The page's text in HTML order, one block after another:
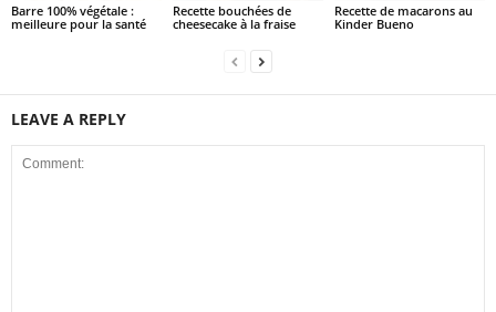
Barre 100% végétale :
meilleure pour la santé
Recette bouchées de
cheesecake à la fraise
Recette de macarons au
Kinder Bueno
LEAVE A REPLY